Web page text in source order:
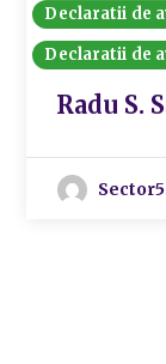
Declaratii de
Declaratii de
Radu S.